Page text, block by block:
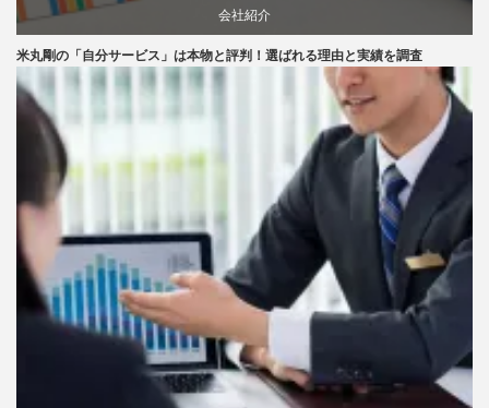
会社紹介
米丸剛の「自分サービス」は本物と評判！選ばれる理由と実績を調査